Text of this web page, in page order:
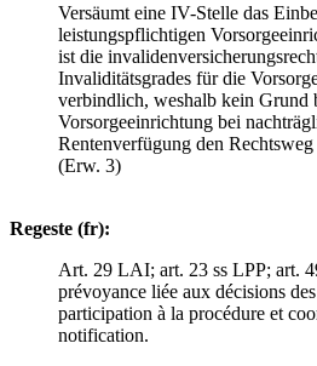
Versäumt eine IV-Stelle das
leistungspflichtigen
ist die
Invaliditätsgrades für die
verbindlich, weshalb kein Grund
Vorsorgeeinrichtung bei
Rentenverfügung den
(Erw. 3)
Regeste (fr):
Art. 29 LAI; art. 23 ss LPP; art.
prévoyance liée aux décisions
participation à la procédure et
notification.